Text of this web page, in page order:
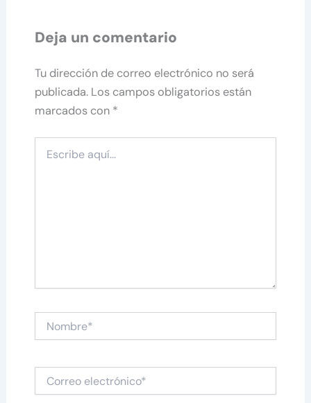
Deja un comentario
Tu dirección de correo electrónico no será
publicada. Los campos obligatorios están
marcados con *
aquí...
electrónico*